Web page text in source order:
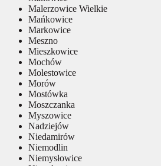
Malerzowice Wielkie
Mańkowice
Markowice
Meszno
Mieszkowice
Mochów
Molestowice
Morów
Mostówka
Moszczanka
Myszowice
Nadziejów
Niedamirów
Niemodlin
Niemysłowice